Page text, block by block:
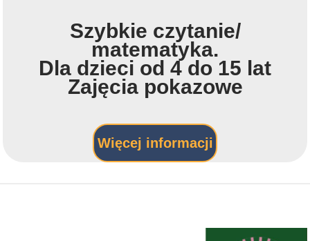
Szybkie czytanie/
matematyka.
Dla dzieci od 4 do 15 lat
Zajęcia pokazowe
Więcej informacji